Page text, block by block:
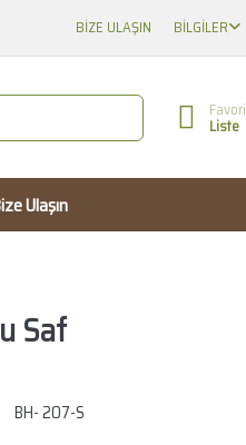
BIZE ULAŞIN BILGILER
Favori
Liste
Ulaşın
Saf
BH- 207-S